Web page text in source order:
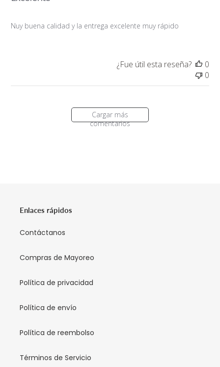
Nuy buena calidad y la entrega excelente muy rápido
¿Fue útil esta reseña?
0
0
Cargar más
comentarios
Enlaces rápidos
Contáctanos
Compras de Mayoreo
Política de privacidad
Política de envío
Política de reembolso
Términos de Servicio